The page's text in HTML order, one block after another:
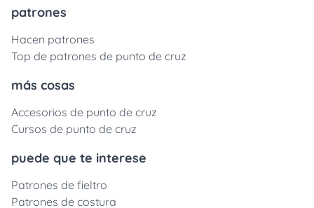
patrones
Hacen patrones
Top de patrones de punto de cruz
más cosas
Accesorios de punto de cruz
Cursos de punto de cruz
puede que te interese
Patrones de fieltro
Patrones de costura